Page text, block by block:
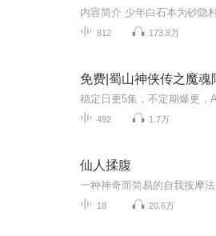
812 173.8万
492 1.7万
仙人揉腹
一种神奇而简易的自我按摩法
18 20.6万